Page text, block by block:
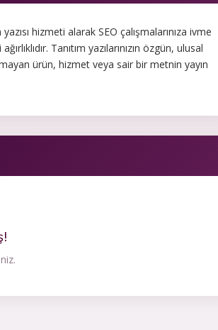
hizmeti alarak SEO çalışmalarınıza ivme
Tanıtım yazılarınızın özgün, ulusal
ürün, hizmet veya sair bir metnin yayın